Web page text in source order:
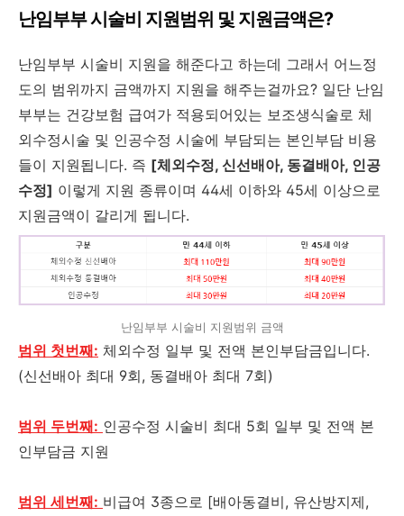
난임부부 시술비 지원범위 및 지원금액은?
난임부부 시술비 지원을 해준다고 하는데 그래서 어느정
도의 범위까지 금액까지 지원을 해주는걸까요? 일단 난임
부부는 건강보험 급여가 적용되어있는 보조생식술로 체
외수정시술 및 인공수정 시술에 부담되는 본인부담 비용
들이 지원됩니다. 즉 [체외수정, 신선배아, 동결배아, 인공
수정] 이렇게 지원 종류이며 44세 이하와 45세 이상으로
지원금액이 갈리게 됩니다.
난임부부 시술비 지원범위 금액
범위 첫번째: 체외수정 일부 및 전액 본인부담금입니다.
(신선배아 최대 9회, 동결배아 최대 7회)
범위 두번째: 인공수정 시술비 최대 5회 일부 및 전액 본
인부담금 지원
범위 세번째: 비급여 3종으로 [배아동결비, 유산방지제,